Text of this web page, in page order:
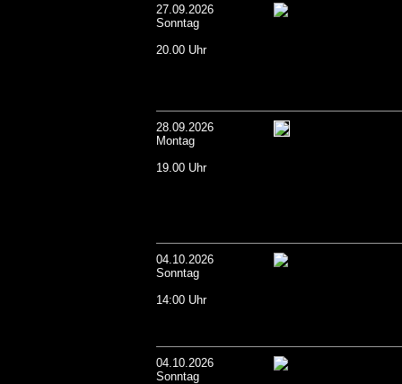
27.09.2026
Sonntag
20.00 Uhr
28.09.2026
Montag
19.00 Uhr
04.10.2026
Sonntag
14:00 Uhr
04.10.2026
Sonntag